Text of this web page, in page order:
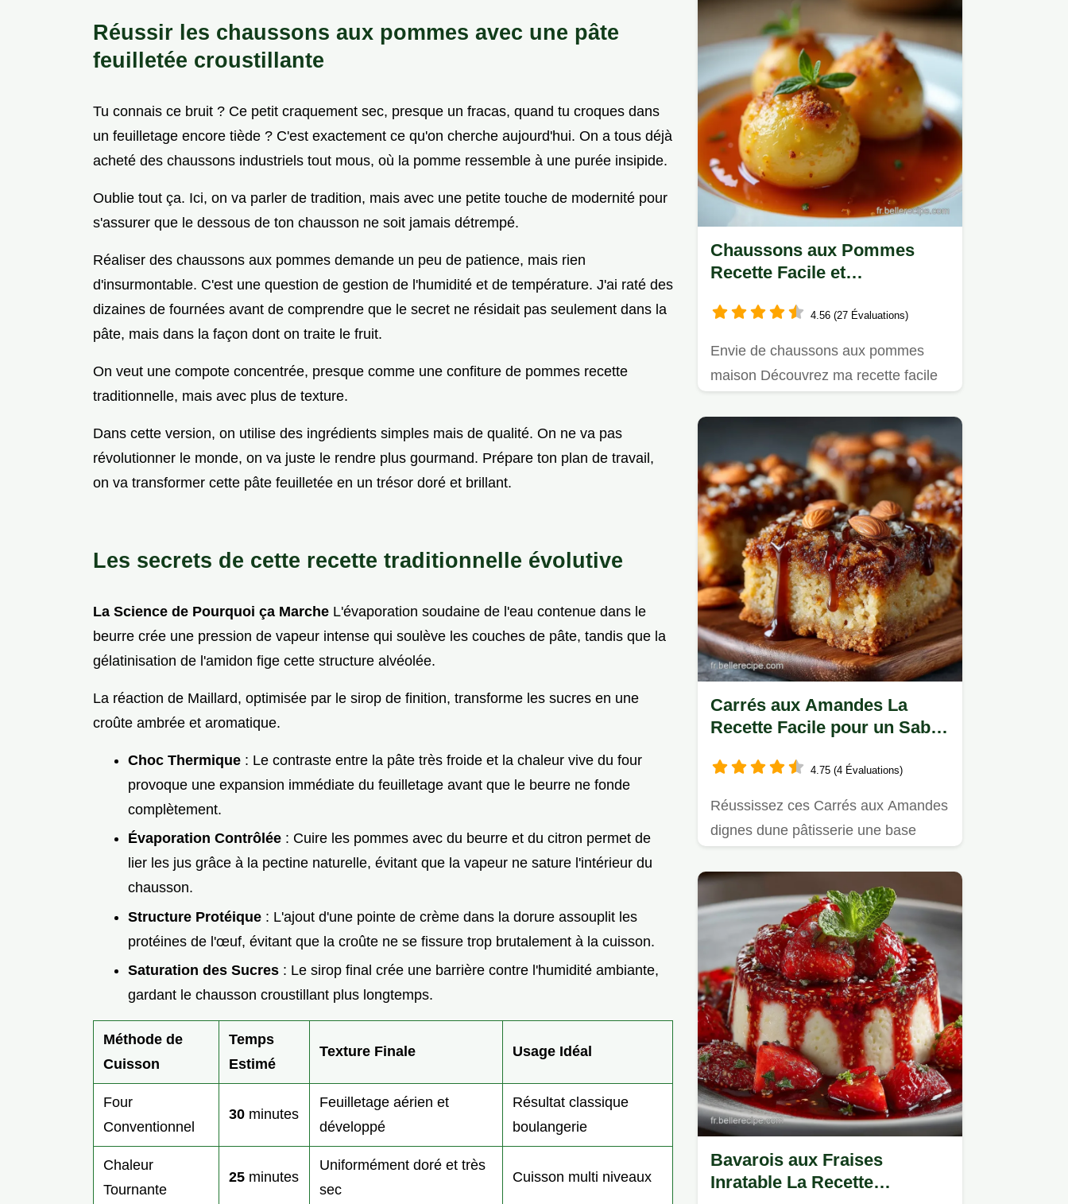
Réussir les chaussons aux pommes avec une pâte
feuilletée croustillante
Tu connais ce bruit ? Ce petit craquement sec, presque un fracas, quand tu croques dans
un feuilletage encore tiède ? C'est exactement ce qu'on cherche aujourd'hui. On a tous déjà
acheté des chaussons industriels tout mous, où la pomme ressemble à une purée insipide.
Oublie tout ça. Ici, on va parler de tradition, mais avec une petite touche de modernité pour
s'assurer que le dessous de ton chausson ne soit jamais détrempé.
Réaliser des chaussons aux pommes demande un peu de patience, mais rien
d'insurmontable. C'est une question de gestion de l'humidité et de température. J'ai raté des
dizaines de fournées avant de comprendre que le secret ne résidait pas seulement dans la
pâte, mais dans la façon dont on traite le fruit.
On veut une compote concentrée, presque comme une confiture de pommes recette
traditionnelle, mais avec plus de texture.
Dans cette version, on utilise des ingrédients simples mais de qualité. On ne va pas
révolutionner le monde, on va juste le rendre plus gourmand. Prépare ton plan de travail,
on va transformer cette pâte feuilletée en un trésor doré et brillant.
Les secrets de cette recette traditionnelle évolutive
La Science de Pourquoi ça Marche L'évaporation soudaine de l'eau contenue dans le
beurre crée une pression de vapeur intense qui soulève les couches de pâte, tandis que la
gélatinisation de l'amidon fige cette structure alvéolée.
La réaction de Maillard, optimisée par le sirop de finition, transforme les sucres en une
croûte ambrée et aromatique.
Choc Thermique : Le contraste entre la pâte très froide et la chaleur vive du four
provoque une expansion immédiate du feuilletage avant que le beurre ne fonde
complètement.
Évaporation Contrôlée : Cuire les pommes avec du beurre et du citron permet de
lier les jus grâce à la pectine naturelle, évitant que la vapeur ne sature l'intérieur du
chausson.
Structure Protéique : L'ajout d'une pointe de crème dans la dorure assouplit les
protéines de l'œuf, évitant que la croûte ne se fissure trop brutalement à la cuisson.
Saturation des Sucres : Le sirop final crée une barrière contre l'humidité ambiante,
gardant le chausson croustillant plus longtemps.
Méthode de
Cuisson
Temps
Estimé
Texture Finale Usage Idéal
Four
Conventionnel
30 minutes
Feuilletage aérien et
développé
Résultat classique
boulangerie
Chaleur
Tournante
25 minutes
Uniformément doré et très
sec
Cuisson multi niveaux
Chaussons aux Pommes
Recette Facile et
4.56 (27 Évaluations)
Envie de chaussons aux pommes
maison Découvrez ma recette facile
Carrés aux Amandes La
Recette Facile pour un Sablé
4.75 (4 Évaluations)
Réussissez ces Carrés aux Amandes
dignes dune pâtisserie une base
Bavarois aux Fraises
Inratable La Recette